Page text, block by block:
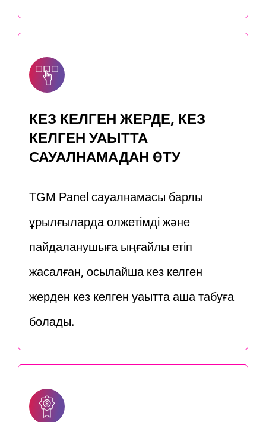
КЕЗ КЕЛГЕН ЖЕРДЕ, КЕЗ
КЕЛГЕН УАҚЫТТА
САУАЛНАМАДАН ӨТУ
TGM Panel сауалнамасы барлық
құрылғыларда қолжетімді және
пайдаланушыға ыңғайлы етіп
жасалған, осылайша кез келген
жерден кез келген уақытта ақша табуға
болады.